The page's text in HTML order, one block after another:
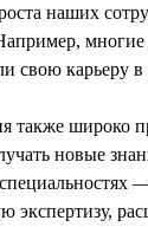
наших
многие
свою карьеру
также широко
новые
экспертизу,